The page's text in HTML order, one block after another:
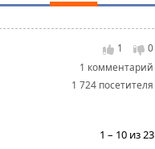
1
0
1 комментарий
1 724 посетителя
1 – 10 из 23